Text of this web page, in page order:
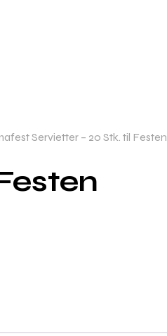
Servietter – 20 Stk. til Festen